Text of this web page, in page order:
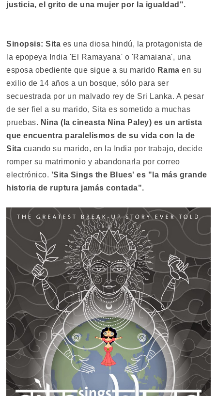
justicia, el grito de una mujer por la igualdad".
Sinopsis: Sita es una diosa hindú, la protagonista de
la epopeya India 'El Ramayana' o 'Ramaiana', una
esposa obediente que sigue a su marido Rama en su
exilio de 14 años a un bosque, sólo para ser
secuestrada por un malvado rey de Sri Lanka. A pesar
de ser fiel a su marido, Sita es sometido a muchas
pruebas. Nina (la cineasta Nina Paley) es un artista
que encuentra paralelismos de su vida con la de
Sita cuando su marido, en la India por trabajo, decide
romper su matrimonio y abandonarla por correo
electrónico. 'Sita Sings the Blues' es "la más grande
historia de ruptura jamás contada".